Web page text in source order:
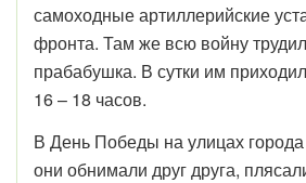
самоходные артиллерийские
фронта. Там же всю войну
прабабушка. В сутки им
16 – 18 часов.
В День Победы на улицах
они обнимали друг друга,